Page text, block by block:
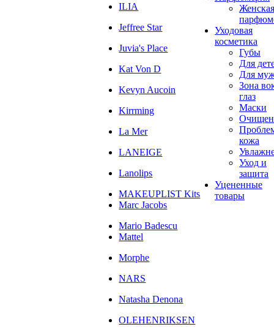
ILIA
Jeffree Star
Juvia's Place
Kat Von D
Kevyn Aucoin
Kirrming
La Mer
LANEIGE
Lanolips
MAKEUPLIST Kits
Marc Jacobs
Mario Badescu
Mattel
Morphe
NARS
Natasha Denona
OLEHENRIKSEN
Женская
Уходовая
косметика
Губы
Для
Для
Зона
глаз
Маски
кожа
Уход и
защита
Уцененные
товары